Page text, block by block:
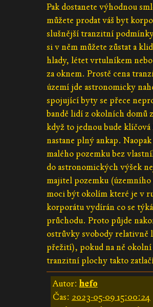
Pak dostanete výhodnou
můžete prodat váš byt
slušnější tranzitní
si v něm můžete zůstat a
hlady, létet vrtulníkem
za oknem. Prostě cena
území jde astronomicky
spojující byty se přece
bandě lidí z okolních domů
když to jednou bude klíčová
nastane plný ankap.
malého pozemku bez
do astronomických výšek
majitel pozemku (územního
moci být okolím které je v
korporátu vydírán co se
průchodu. Proto půjde
ostrůvky svobody relativně
přežití), pokud na ně
tranzitní plochy takto
Autor:hefo
Čas: 2023-05-09 15:00:24